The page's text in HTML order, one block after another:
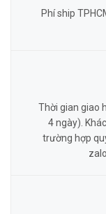
Phí ship
Thời gian giao
4 ngày).
trường hợp